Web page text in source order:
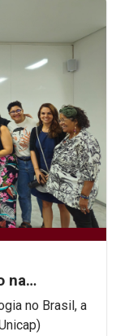
na
no Brasil, a